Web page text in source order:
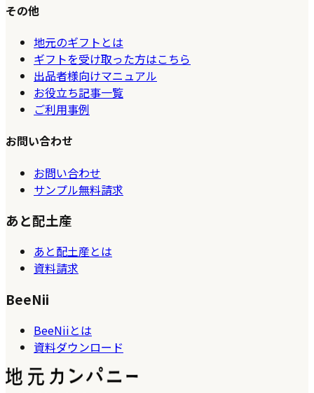
その他
地元のギフトとは
ギフトを受け取った方はこちら
出品者様向けマニュアル
お役立ち記事一覧
ご利用事例
お問い合わせ
お問い合わせ
サンプル無料請求
あと配土産
あと配土産とは
資料請求
BeeNii
BeeNiiとは
資料ダウンロード